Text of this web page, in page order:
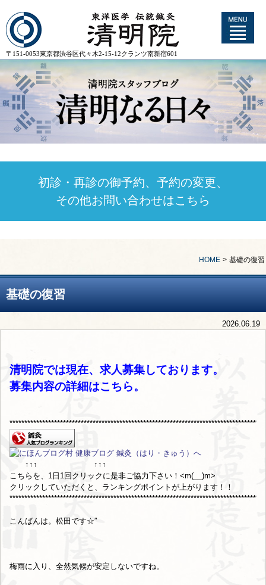
〒151-0053東京都渋谷区代々木2-15-12クランツ南新宿601
初診・再診の御予約、予約の変更、
その他お問い合わせはこちら
HOME > 基礎の復習
基礎の復習
2026.06.19
清明院では現在、求人募集しております。
募集内容の詳細はこちら。
↑↑↑ ↑↑↑
こちらを、1日1回クリックに是非ご協力下さい！<m(__)m>
クリックしていただくと、ランキングポイントが上がります！！
こんばんは。松田です☆″
梅雨に入り、全然気候が安定しないですね。